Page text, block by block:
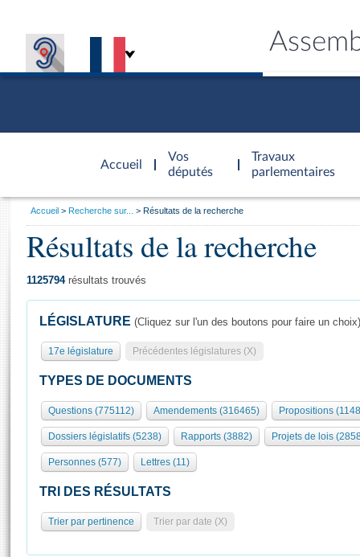
Accueil
d'accueil
Vos
députés
Travaux
parlementaires
Présidence
577 députés
Groupes politiques
Élections législatives
Séance publique
Commissions et autres organes
Europe et International
Contrôle et évaluation
Congrès
Pétitions
Général
Rôle et pouvoirs de l'Assemblée
Organisation de l'Assemblée
Présidence Conférence des Présidents Bureau Collège des
Statistiques et chiffres clés
Transparence et déontologie
Visiter l'Assemblée
Visite virtuelle du palais Bourbon
Assister à une séance
Accès des chercheurs à l’Assemblée
Les évènements
Vous
Accueil Recherche sur... Résultats de la recherche
Résultats de la recherche
1125794résultats trouvés
LÉGISLATURE (Cliquez sur l'un des boutons pour faire un choix)
17e législature Précédentes législatures (X)
TYPES DE DOCUMENTS
Questions (775112) Amendements (316465) Propositions
Dossiers législatifs (5238) Rapports (3882) Projets de lois
Personnes (577) Lettres (11)
TRI DES RÉSULTATS
Trier par pertinence Trier par date (X)